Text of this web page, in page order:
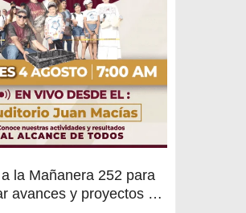
la Mañanera 252 para
avances y proyectos de